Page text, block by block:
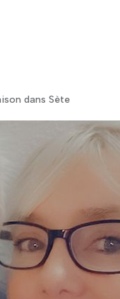
dans Sète